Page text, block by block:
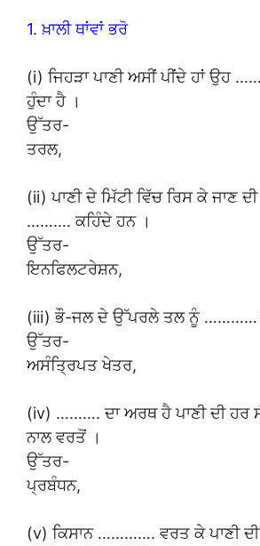
1. ਖ਼ਾਲੀ ਥਾਂਵਾਂ ਭਰੋ
(i) ਜਿਹੜਾ ਪਾਣੀ ਅਸੀਂ ਪੀਂਦੇ ਹਾਂ ਉਹ
ਹੁੰਦਾ ਹੈ ।
ਉੱਤਰ-
ਤਰਲ,
(ii) ਪਾਣੀ ਦੇ ਮਿੱਟੀ ਵਿੱਚ ਰਿਸ ਕੇ ਜਾਣ
………. ਕਹਿੰਦੇ ਹਨ ।
ਉੱਤਰ-
ਇਨਫਿਲਟਰੇਸ਼ਨ,
(iii) ਭੌ-ਜਲ ਦੇ ਉੱਪਰਲੇ ਤਲ ਨੂੰ …………
ਉੱਤਰ-
ਅਸੰਤ੍ਰਿਪਤ ਖੇਤਰ,
(iv) ………. ਦਾ ਅਰਥ ਹੈ ਪਾਣੀ ਦੀ
ਨਾਲ ਵਰਤੋਂ ।
ਉੱਤਰ-
ਪ੍ਰਬੰਧਨ,
(v) ਕਿਸਾਨ …………. ਵਰਤ ਕੇ ਪਾਣੀ